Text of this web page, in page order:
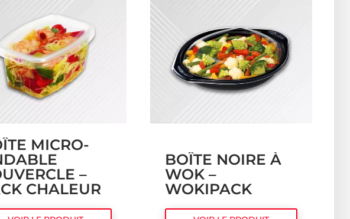
MICRO-
–
CHALEUR
BOÎTE NOIRE À
WOK –
WOKIPACK